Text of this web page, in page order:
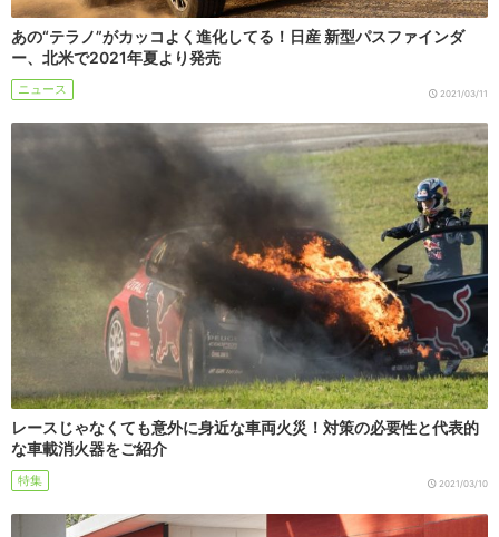
あの“テラノ”がカッコよく進化してる！日産 新型パスファインダ
ー、北米で2021年夏より発売
ニュース 2021/03/11
レースじゃなくても意外に身近な車両火災！対策の必要性と代表的
な車載消火器をご紹介
特集 2021/03/10